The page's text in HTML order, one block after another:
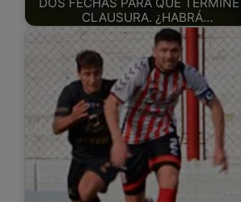
CLAUSURA. ¿HABRÁ…